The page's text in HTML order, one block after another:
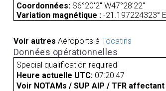
Coordonnées: S6°20'2" W47°28'22"
Variation magnétique : -21.197224323°
Voir autres Aéroports à Tocatins
Données opérationnelles
Special qualification required
Heure actuelle UTC: 07:20:47
Voir NOTAMs / SUP AIP / TFR